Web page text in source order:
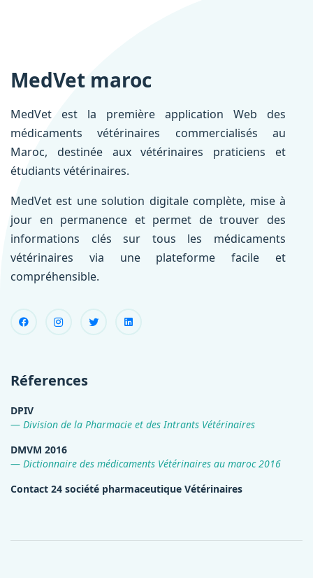
MedVet maroc
MedVet est la première application Web des
médicaments vétérinaires commercialisés au
Maroc, destinée aux vétérinaires praticiens et
étudiants vétérinaires.
MedVet est une solution digitale complète, mise à
jour en permanence et permet de trouver des
informations clés sur tous les médicaments
vétérinaires via une plateforme facile et
compréhensible.
Réferences
DPIV
Division de la Pharmacie et des Intrants Vétérinaires
DMVM 2016
Dictionnaire des médicaments Vétérinaires au maroc 2016
Contact 24 société pharmaceutique Vétérinaires